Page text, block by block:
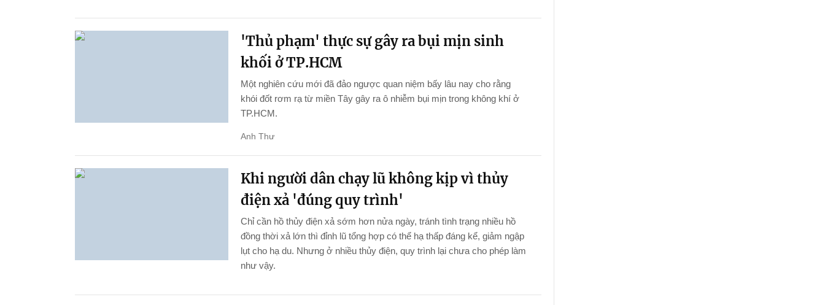
'Thủ phạm' thực sự gây ra bụi mịn sinh
khối ở TP.HCM
Một nghiên cứu mới đã đảo ngược quan niệm bấy lâu nay cho rằng
khói đốt rơm rạ từ miền Tây gây ra ô nhiễm bụi mịn trong không khí ở
TP.HCM.
Anh Thư
Khi người dân chạy lũ không kịp vì thủy
điện xả 'đúng quy trình'
Chỉ cần hồ thủy điện xả sớm hơn nửa ngày, tránh tình trạng nhiều hồ
đồng thời xả lớn thì đỉnh lũ tổng hợp có thể hạ thấp đáng kể, giảm ngập
lụt cho hạ du. Nhưng ở nhiều thủy điện, quy trình lại chưa cho phép làm
như vậy.